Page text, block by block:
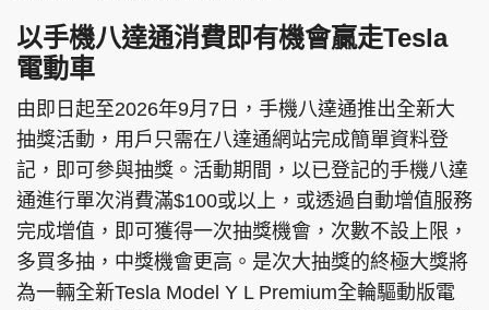
頭條日報 星島環球 The Standard
親子王 Oh!爸媽 JobMarket
頭條搵工 EDUPLUS
以手機八達通消費即有機會贏走Tesla
電動車
由即日起至2026年9月7日，手機八達通推出全新大
抽獎活動，用戶只需在八達通網站完成簡單資料登
記，即可參與抽獎。活動期間，以已登記的手機八達
通進行單次消費滿$100或以上，或透過自動增值服務
完成增值，即可獲得一次抽獎機會，次數不設上限，
多買多抽，中獎機會更高。是次大抽獎的終極大獎將
為一輛全新Tesla Model Y L Premium全輪驅動版電